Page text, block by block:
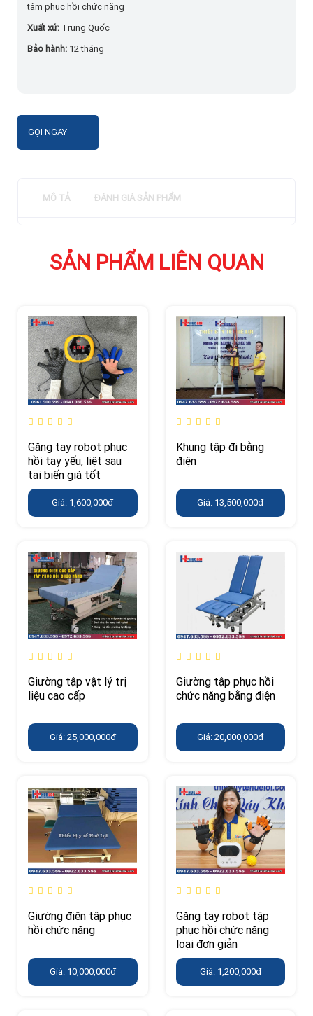
tâm phục hồi chức năng
Xuất xứ: Trung Quốc
Bảo hành: 12 tháng
GỌI NGAY
MÔ TẢ ĐÁNH GIÁ SẢN PHẨM
SẢN PHẨM LIÊN QUAN
Găng tay robot phục
hồi tay yếu, liệt sau
tai biến giá tốt
Giá: 1,600,000đ
Khung tập đi bằng
điện
Giá: 13,500,000đ
Giường tập vật lý trị
liệu cao cấp
Giá: 25,000,000đ
Giường tập phục hồi
chức năng bằng điện
Giá: 20,000,000đ
Giường điện tập phục
hồi chức năng
Giá: 10,000,000đ
Găng tay robot tập
phục hồi chức năng
loại đơn giản
Giá: 1,200,000đ